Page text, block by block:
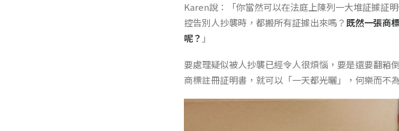
Karen說：「你當然可以在法庭上陳列一大堆証據証
控告別人抄襲時，都搬所有証據出來嗎？ 既然一張商
呢？ 」
要處理疑似被人抄襲已經令人很煩惱，要是還要翻箱
商標註冊証明書，就可以「一天都光曬」，何樂而不